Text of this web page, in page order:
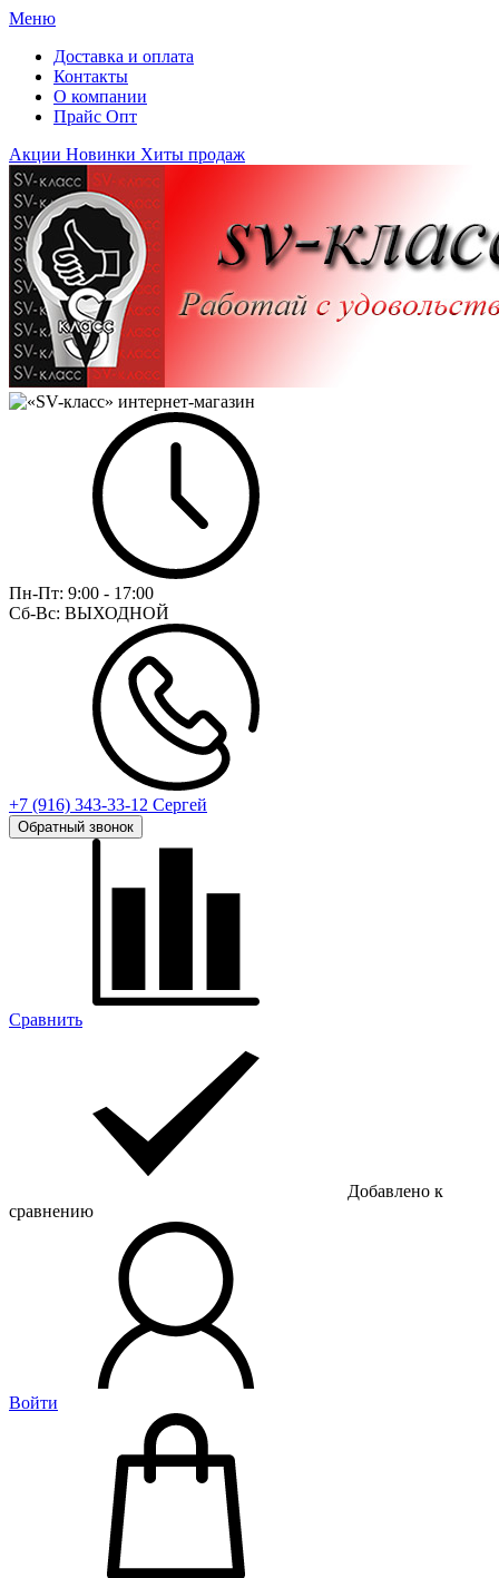
Меню
Доставка и оплата
Контакты
О компании
Прайс Опт
Акции Новинки Хиты продаж
Пн-Пт: 9:00 - 17:00
Сб-Вс: ВЫХОДНОЙ
+7 (916) 343-33-12 Сергей
Обратный звонок
Сравнить
Добавлено к
сравнению
Войти